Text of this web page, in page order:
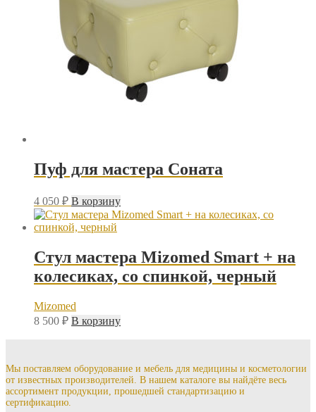
Пуф для мастера Соната
4 050 ₽ В корзину
Стул мастера Mizomed Smart + на
колесиках, со спинкой, черный
Mizomed
8 500 ₽ В корзину
Мы поставляем оборудование и мебель для медицины и косметологии
от известных производителей. В нашем каталоге вы найдёте весь
ассортимент продукции, прошедшей стандартизацию и
сертификацию.